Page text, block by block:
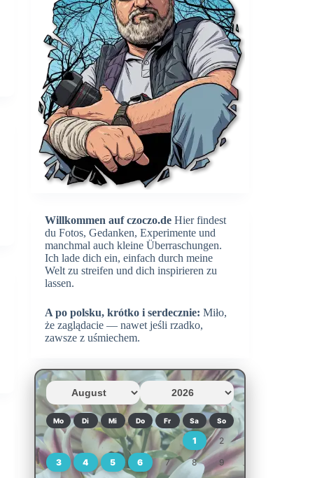
Willkommen auf czoczo.de Hier findest
du Fotos, Gedanken, Experimente und
manchmal auch kleine Überraschungen.
Ich lade dich ein, einfach durch meine
Welt zu streifen und dich inspirieren zu
lassen.
A po polsku, krótko i serdecznie: Miło,
że zaglądacie — nawet jeśli rzadko,
zawsze z uśmiechem.
Mo Di Mi Do Fr Sa So
1 2
3 4 5 6 7 8 9